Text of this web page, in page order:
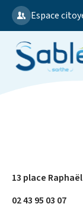
Espace
13 place
02 43 95 03 07